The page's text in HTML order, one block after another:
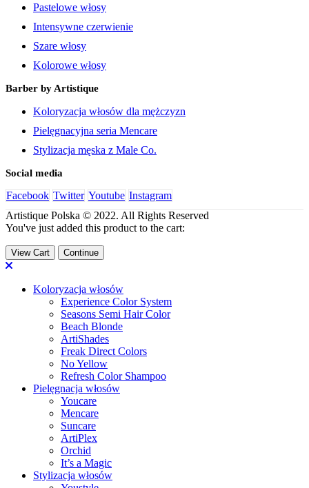
Pastelowe włosy
Intensywne czerwienie
Szare włosy
Kolorowe włosy
Barber by Artistique
Koloryzacja włosów dla mężczyzn
Pielęgnacyjna seria Mencare
Stylizacja męska z Male Co.
Social media
Facebook Twitter Youtube Instagram
Artistique Polska © 2022. All Rights Reserved
You've just added this product to the cart:
View Cart Continue
Koloryzacja włosów
Experience Color System
Seasons Semi Hair Color
Beach Blonde
ArtiShades
Freak Direct Colors
No Yellow
Refresh Color Shampoo
Pielęgnacja włosów
Youcare
Mencare
Suncare
ArtiPlex
Orchid
It’s a Magic
Stylizacja włosów